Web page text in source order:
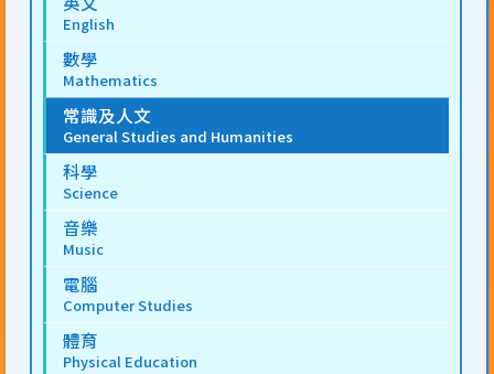
English
數學
Mathematics
常識及人文
General Studies and Humanities
科學
Science
音樂
Music
電腦
Computer Studies
體育
Physical Education